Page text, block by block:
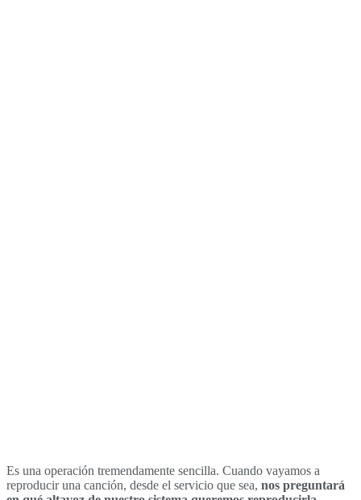
Es una operación tremendamente sencilla. Cuando vayamos a
reproducir una canción, desde el servicio que sea, nos preguntará